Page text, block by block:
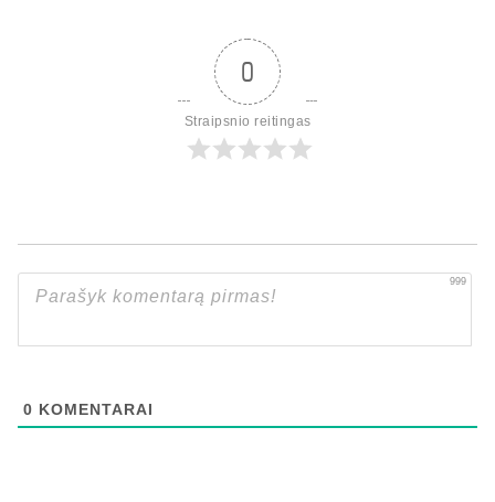
0
Straipsnio reitingas
999
0 KOMENTARAI